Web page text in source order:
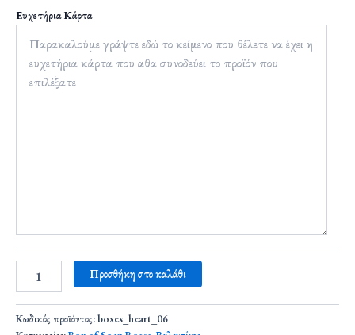
Ευχετήρια Κάρτα
Προσθήκη στο καλάθι
Κωδικός προϊόντος:boxes_heart_06